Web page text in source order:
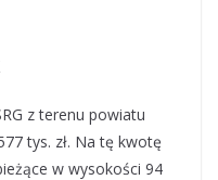
z terenu powiatu
tys. zł. Na tę kwotę
w wysokości 94